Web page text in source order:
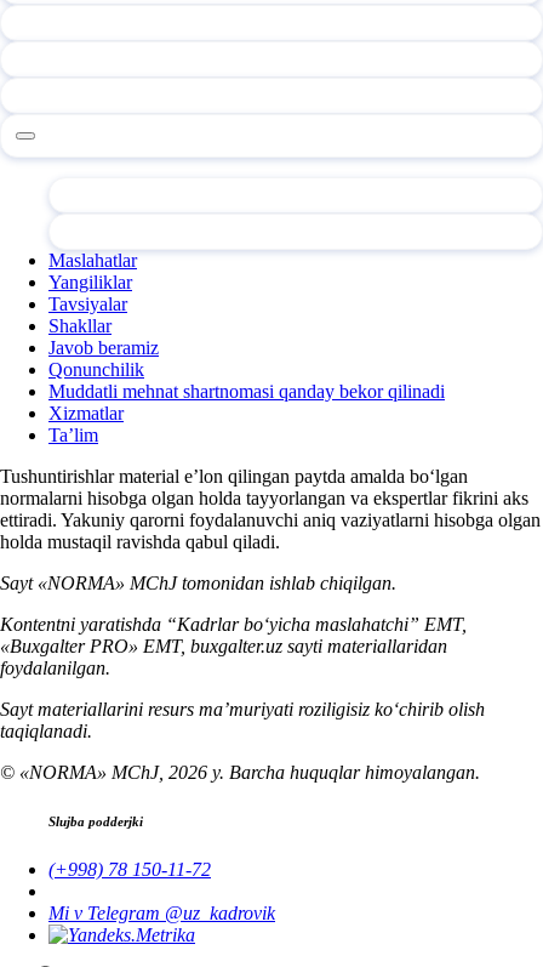
Maslahatlar
Yangiliklar
Tavsiyalar
Shakllar
Javob beramiz
Qonunchilik
Muddatli mehnat shartnomasi qanday bekor qilinadi
Xizmatlar
Ta’lim
Tushuntirishlar material e’lon qilingan paytda amalda boʻlgan
normalarni hisobga olgan holda tayyorlangan va ekspertlar fikrini aks
ettiradi. Yakuniy qarorni foydalanuvchi aniq vaziyatlarni hisobga olgan
holda mustaqil ravishda qabul qiladi.
Sayt «NORMA» MChJ tomonidan ishlab chiqilgan.
Kontentni yaratishda “Kadrlar boʻyicha maslahatchi” EMT,
«Buxgalter PRO» EMT, buxgalter.uz sayti materiallaridan
foydalanilgan.
Sayt materiallarini resurs ma’muriyati roziligisiz koʻchirib olish
taqiqlanadi.
© «NORMA» MChJ, 2026 y. Barcha huquqlar himoyalangan.
Slujba podderjki
(+998) 78 150-11-72
Mi v Telegram @uz_kadrovik